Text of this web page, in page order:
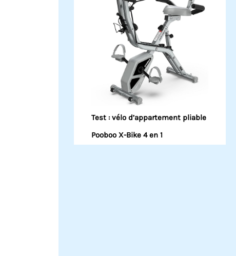
Test : vélo d’appartement pliable
Pooboo X-Bike 4 en 1